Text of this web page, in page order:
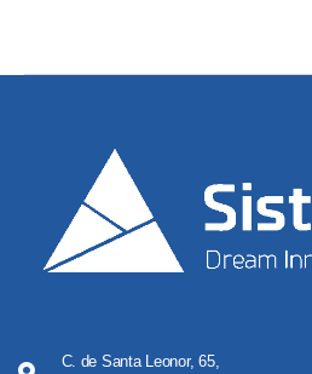
C. de Santa Leonor, 65,